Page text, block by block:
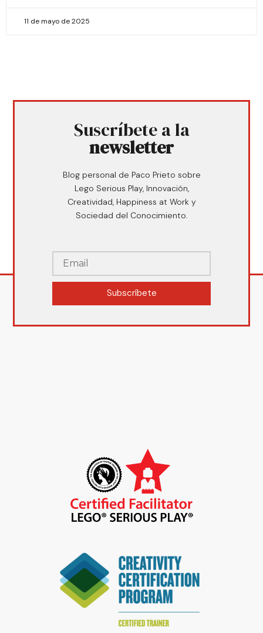
11 de mayo de 2025
Suscríbete a la
newsletter
Blog personal de Paco Prieto sobre
Lego Serious Play, Innovación,
Creatividad, Happiness at Work y
Sociedad del Conocimiento.
Subscríbete